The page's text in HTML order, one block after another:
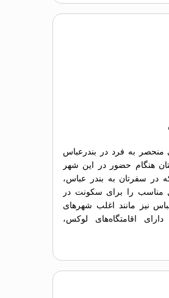
منحصر به فرد در بندرعباس
داشته باشید و از لحظاتتان هنگام حضور در این شهر
در سفرتان به بندر عباس،
مناسب را برای سکونت در
نیز مانند اغلب شهرهای
اقامتگاه‌های لوکس،